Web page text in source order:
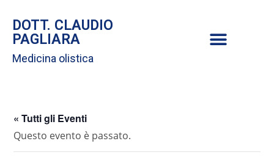
DOTT. CLAUDIO
PAGLIARA
Medicina olistica
« Tutti gli Eventi
Questo evento è passato.